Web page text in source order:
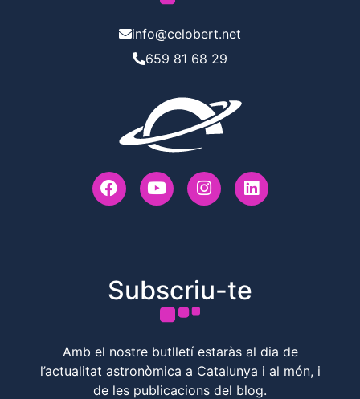
info@celobert.net
659 81 68 29
Subscriu-te
Amb el nostre butlletí estaràs al dia de
l’actualitat astronòmica a Catalunya i al món, i
de les publicacions del blog.